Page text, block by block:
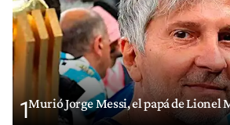
1Murió Jorge Messi, el papá de Lionel